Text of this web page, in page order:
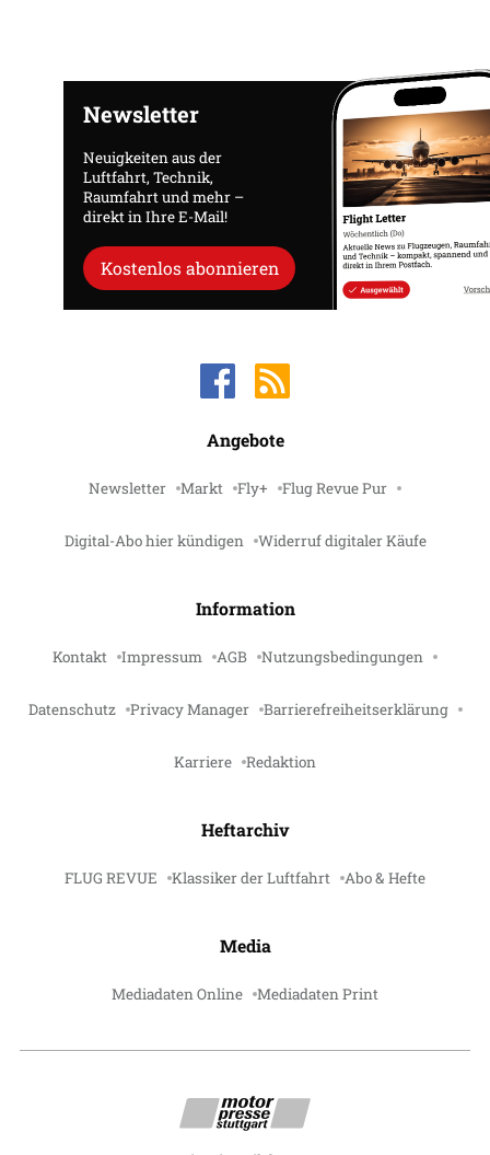
Newsletter
Neuigkeiten aus der
Luftfahrt, Technik,
Raumfahrt und mehr –
direkt in Ihre E-Mail!
Kostenlos abonnieren
Angebote
Newsletter Markt Fly+ Flug Revue Pur
Digital-Abo hier kündigen Widerruf digitaler Käufe
Information
Kontakt Impressum AGB Nutzungsbedingungen
Datenschutz Privacy Manager Barrierefreiheitserklärung
Karriere Redaktion
Heftarchiv
FLUG REVUE Klassiker der Luftfahrt Abo & Hefte
Media
Mediadaten Online Mediadaten Print